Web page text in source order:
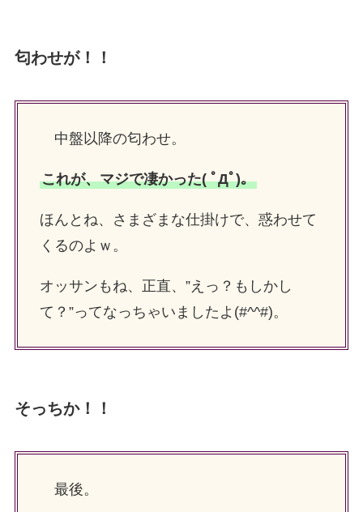
匂わせが！！
中盤以降の匂わせ。
これが、マジで凄かった( ﾟДﾟ)。
ほんとね、さまざまな仕掛けで、惑わせて
くるのよｗ。
オッサンもね、正直、”えっ？もしかし
て？”ってなっちゃいましたよ(#^^#)。
そっちか！！
最後。